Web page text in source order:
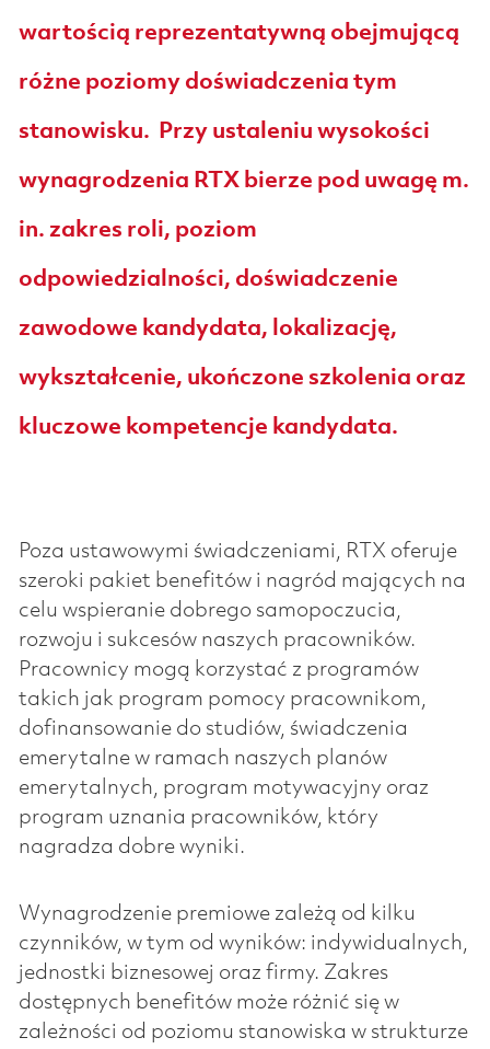
wartością reprezentatywną obejmującą
różne poziomy doświadczenia tym
stanowisku. Przy ustaleniu wysokości
wynagrodzenia RTX bierze pod uwagę m.
in. zakres roli, poziom
odpowiedzialności, doświadczenie
zawodowe kandydata, lokalizację,
wykształcenie, ukończone szkolenia oraz
kluczowe kompetencje kandydata.
Poza ustawowymi świadczeniami, RTX oferuje
szeroki pakiet benefitów i nagród mających na
celu wspieranie dobrego samopoczucia,
rozwoju i sukcesów naszych pracowników.
Pracownicy mogą korzystać z programów
takich jak program pomocy pracownikom,
dofinansowanie do studiów, świadczenia
emerytalne w ramach naszych planów
emerytalnych, program motywacyjny oraz
program uznania pracowników, który
nagradza dobre wyniki.
Wynagrodzenie premiowe zależą od kilku
czynników, w tym od wyników: indywidualnych,
jednostki biznesowej oraz firmy. Zakres
dostępnych benefitów może różnić się w
zależności od poziomu stanowiska w strukturze